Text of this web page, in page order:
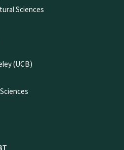
Sciences
(UCB)